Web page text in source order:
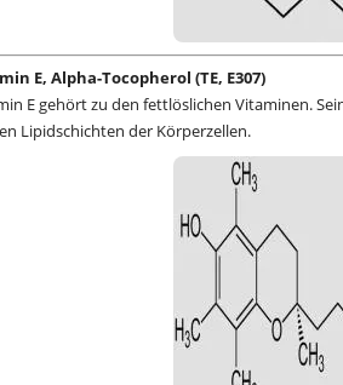
E, Alpha-Tocopherol (TE, E307)
E gehört zu den fettlöslichen Vitaminen.
Lipidschichten der Körperzellen.